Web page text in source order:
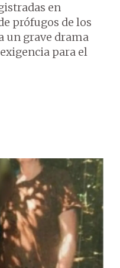
en
prófugos de los
un grave drama
para el